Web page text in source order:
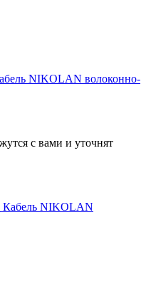
NIKOLAN волоконно-
с вами и уточнят